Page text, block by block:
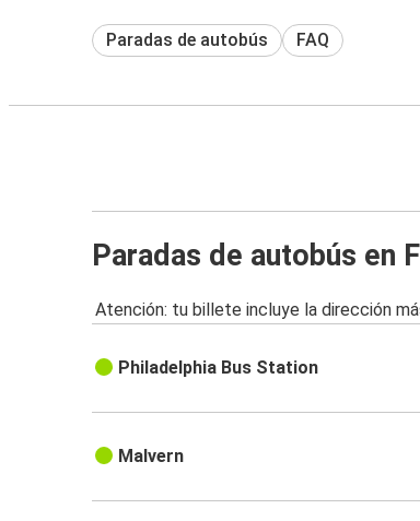
Paradas de autobús FAQ
Paradas de autobús en
Atención: tu billete incluye la dirección
Philadelphia Bus Station
Malvern